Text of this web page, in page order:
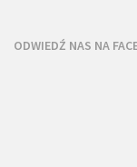
ODWIEDŹ NAS NA